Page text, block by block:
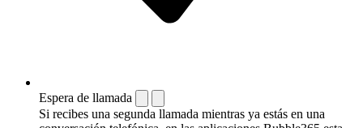
Espera de llamada
Si recibes una segunda llamada mientras ya estás en una